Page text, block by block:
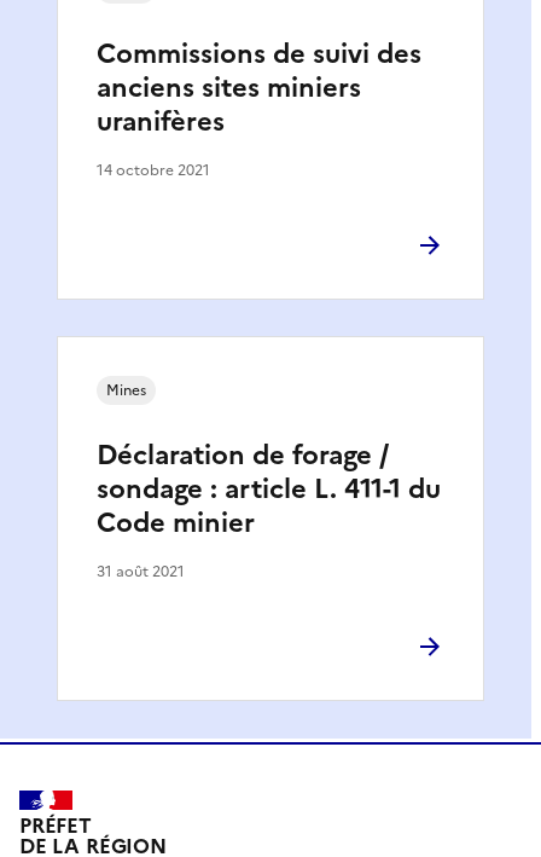
Commissions de suivi des
anciens sites miniers
uranifères
14 octobre 2021
Déclaration de forage /
sondage : article L. 411-1 du
Code minier
Mines
31 août 2021
PRÉFET
DE LA RÉGION